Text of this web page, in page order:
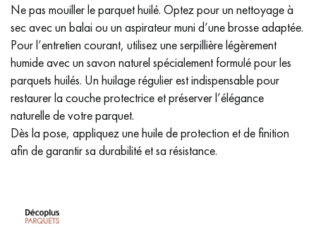
Ne pas mouiller le parquet huilé. Optez pour un nettoyage à
sec avec un balai ou un aspirateur muni d’une brosse adaptée.
Pour l’entretien courant, utilisez une serpillière légèrement
humide avec un savon naturel spécialement formulé pour les
parquets huilés. Un huilage régulier est indispensable pour
restaurer la couche protectrice et préserver l’élégance
naturelle de votre parquet.
Dès la pose, appliquez une huile de protection et de finition
afin de garantir sa durabilité et sa résistance.